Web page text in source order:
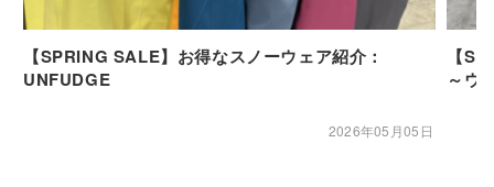
【SPRING SALE】お得なスノーウェア紹介：
UNFUDGE
2026年05月05日
【
～ウ